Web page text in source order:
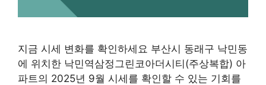
지금 시세 변화를 확인하세요 부산시 동래구 낙민동
에 위치한 낙민역삼정그린코아더시티(주상복합) 아
파트의 2025년 9월 시세를 확인할 수 있는 기회를